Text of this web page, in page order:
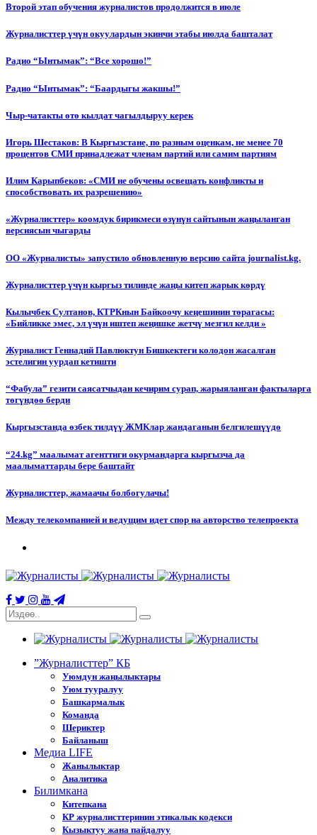
Второй этап обучения журналистов продолжится в июле
Журналисттер үчүн окуулардын экинчи этабы июлда башталат
Радио “Ынтымак”: “Все хорошо!”
Радио “Ынтымак”: “Баардыгы жакшы!”
Чыр-чатакты өтө кылдат чагылдыруу керек
Игорь Шестаков: В Кыргызстане, по разным оценкам, не менее 70
процентов СМИ принадлежат членам партий или самим партиям
Илим Карыпбеков: «СМИ не обучены освещать конфликты и
способствовать их разрешению»
«Журналисттер» коомдук бирикмеси өзүнүн сайтынын жаңыланган
версиясын чыгарды
ОО «Журналисты» запустило обновленную версию сайта journalist.kg.
Журналисттер үчүн кыргыз тилинде жаңы китеп жарык көрдү
Кылычбек Султанов, КТРКнын Байкоочу кеңешинин төрагасы:
«Бийликке эмес, эл үчүн иштеп жеңишке жетчү мезгил келди »
Журналист Геннадий Павлюктун Бишкектеги колодон жасалган
эстелигин уурдап кетишти
“Фабула” гезити саясатчыдан кечирим сурап, жарыяланган фактыларга
төгүндөө берди
Кыргызстанда өзбек тилдүү ЖМКлар жандаганын белгилешүүдө
“24.kg” маалымат агенттиги окурмандарга кыргызча да
маалыматтарды бере баштайт
Журналисттер, жамаачы болбогулачы!
Между телекомпанией и ведущим идет спор на авторство телепроекта
”Журналисттер” КБ
Уюмдун жаңылыктары
Уюм тууралуу
Башкармалык
Команда
Шериктер
Байланыш
Медиа LIFE
Жанылыктар
Аналитика
Билимкана
Китепкана
КР журналисттеринин этикалык кодекси
Кызыктуу жана пайдалуу